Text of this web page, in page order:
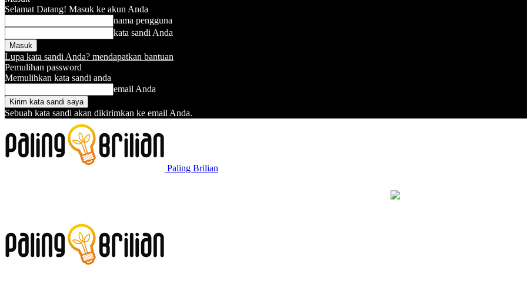
Selamat Datang! Masuk ke akun Anda
nama pengguna
kata sandi Anda
Lupa kata sandi Anda? mendapatkan bantuan
Pemulihan password
Memulihkan kata sandi anda
email Anda
Sebuah kata sandi akan dikirimkan ke email Anda.
Paling Brilian